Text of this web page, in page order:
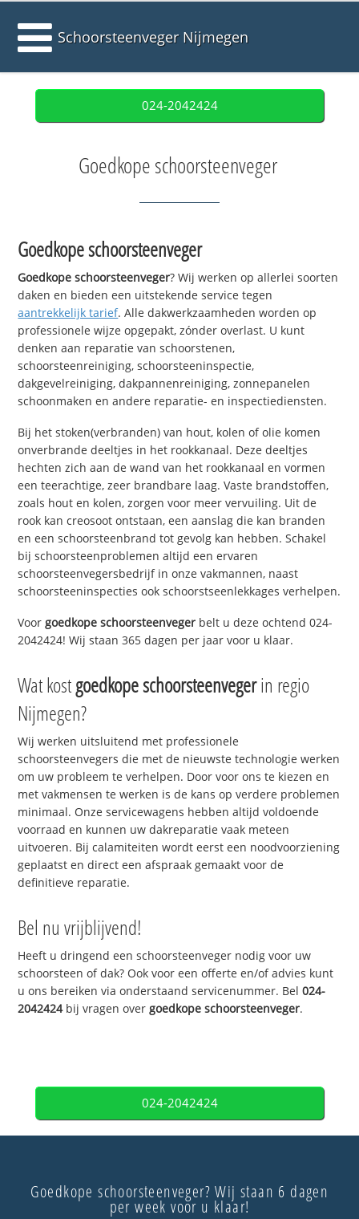
Schoorsteenveger Nijmegen
024-2042424
Goedkope schoorsteenveger
Goedkope schoorsteenveger
Goedkope schoorsteenveger? Wij werken op allerlei soorten
daken en bieden een uitstekende service tegen
aantrekkelijk tarief. Alle dakwerkzaamheden worden op
professionele wijze opgepakt, zónder overlast. U kunt
denken aan reparatie van schoorstenen,
schoorsteenreiniging, schoorsteeninspectie,
dakgevelreiniging, dakpannenreiniging, zonnepanelen
schoonmaken en andere reparatie- en inspectiediensten.
Bij het stoken(verbranden) van hout, kolen of olie komen
onverbrande deeltjes in het rookkanaal. Deze deeltjes
hechten zich aan de wand van het rookkanaal en vormen
een teerachtige, zeer brandbare laag. Vaste brandstoffen,
zoals hout en kolen, zorgen voor meer vervuiling. Uit de
rook kan creosoot ontstaan, een aanslag die kan branden
en een schoorsteenbrand tot gevolg kan hebben. Schakel
bij schoorsteenproblemen altijd een ervaren
schoorsteenvegersbedrijf in onze vakmannen, naast
schoorsteeninspecties ook schoorstseenlekkages verhelpen.
Voorgoedkope schoorsteenveger belt u deze ochtend 024-
2042424! Wij staan 365 dagen per jaar voor u klaar.
Wat kostgoedkope schoorsteenvegerin regio
Nijmegen?
Wij werken uitsluitend met professionele
schoorsteenvegers die met de nieuwste technologie werken
om uw probleem te verhelpen. Door voor ons te kiezen en
met vakmensen te werken is de kans op verdere problemen
minimaal. Onze servicewagens hebben altijd voldoende
voorraad en kunnen uw dakreparatie vaak meteen
uitvoeren. Bij calamiteiten wordt eerst een noodvoorziening
geplaatst en direct een afspraak gemaakt voor de
definitieve reparatie.
Bel nu vrijblijvend!
Heeft u dringend een schoorsteenveger nodig voor uw
schoorsteen of dak? Ook voor een offerte en/of advies kunt
u ons bereiken via onderstaand servicenummer. Bel024-
2042424bij vragen over goedkope schoorsteenveger.
024-2042424
Goedkope schoorsteenveger? Wij staan 6 dagen
per week voor u klaar!